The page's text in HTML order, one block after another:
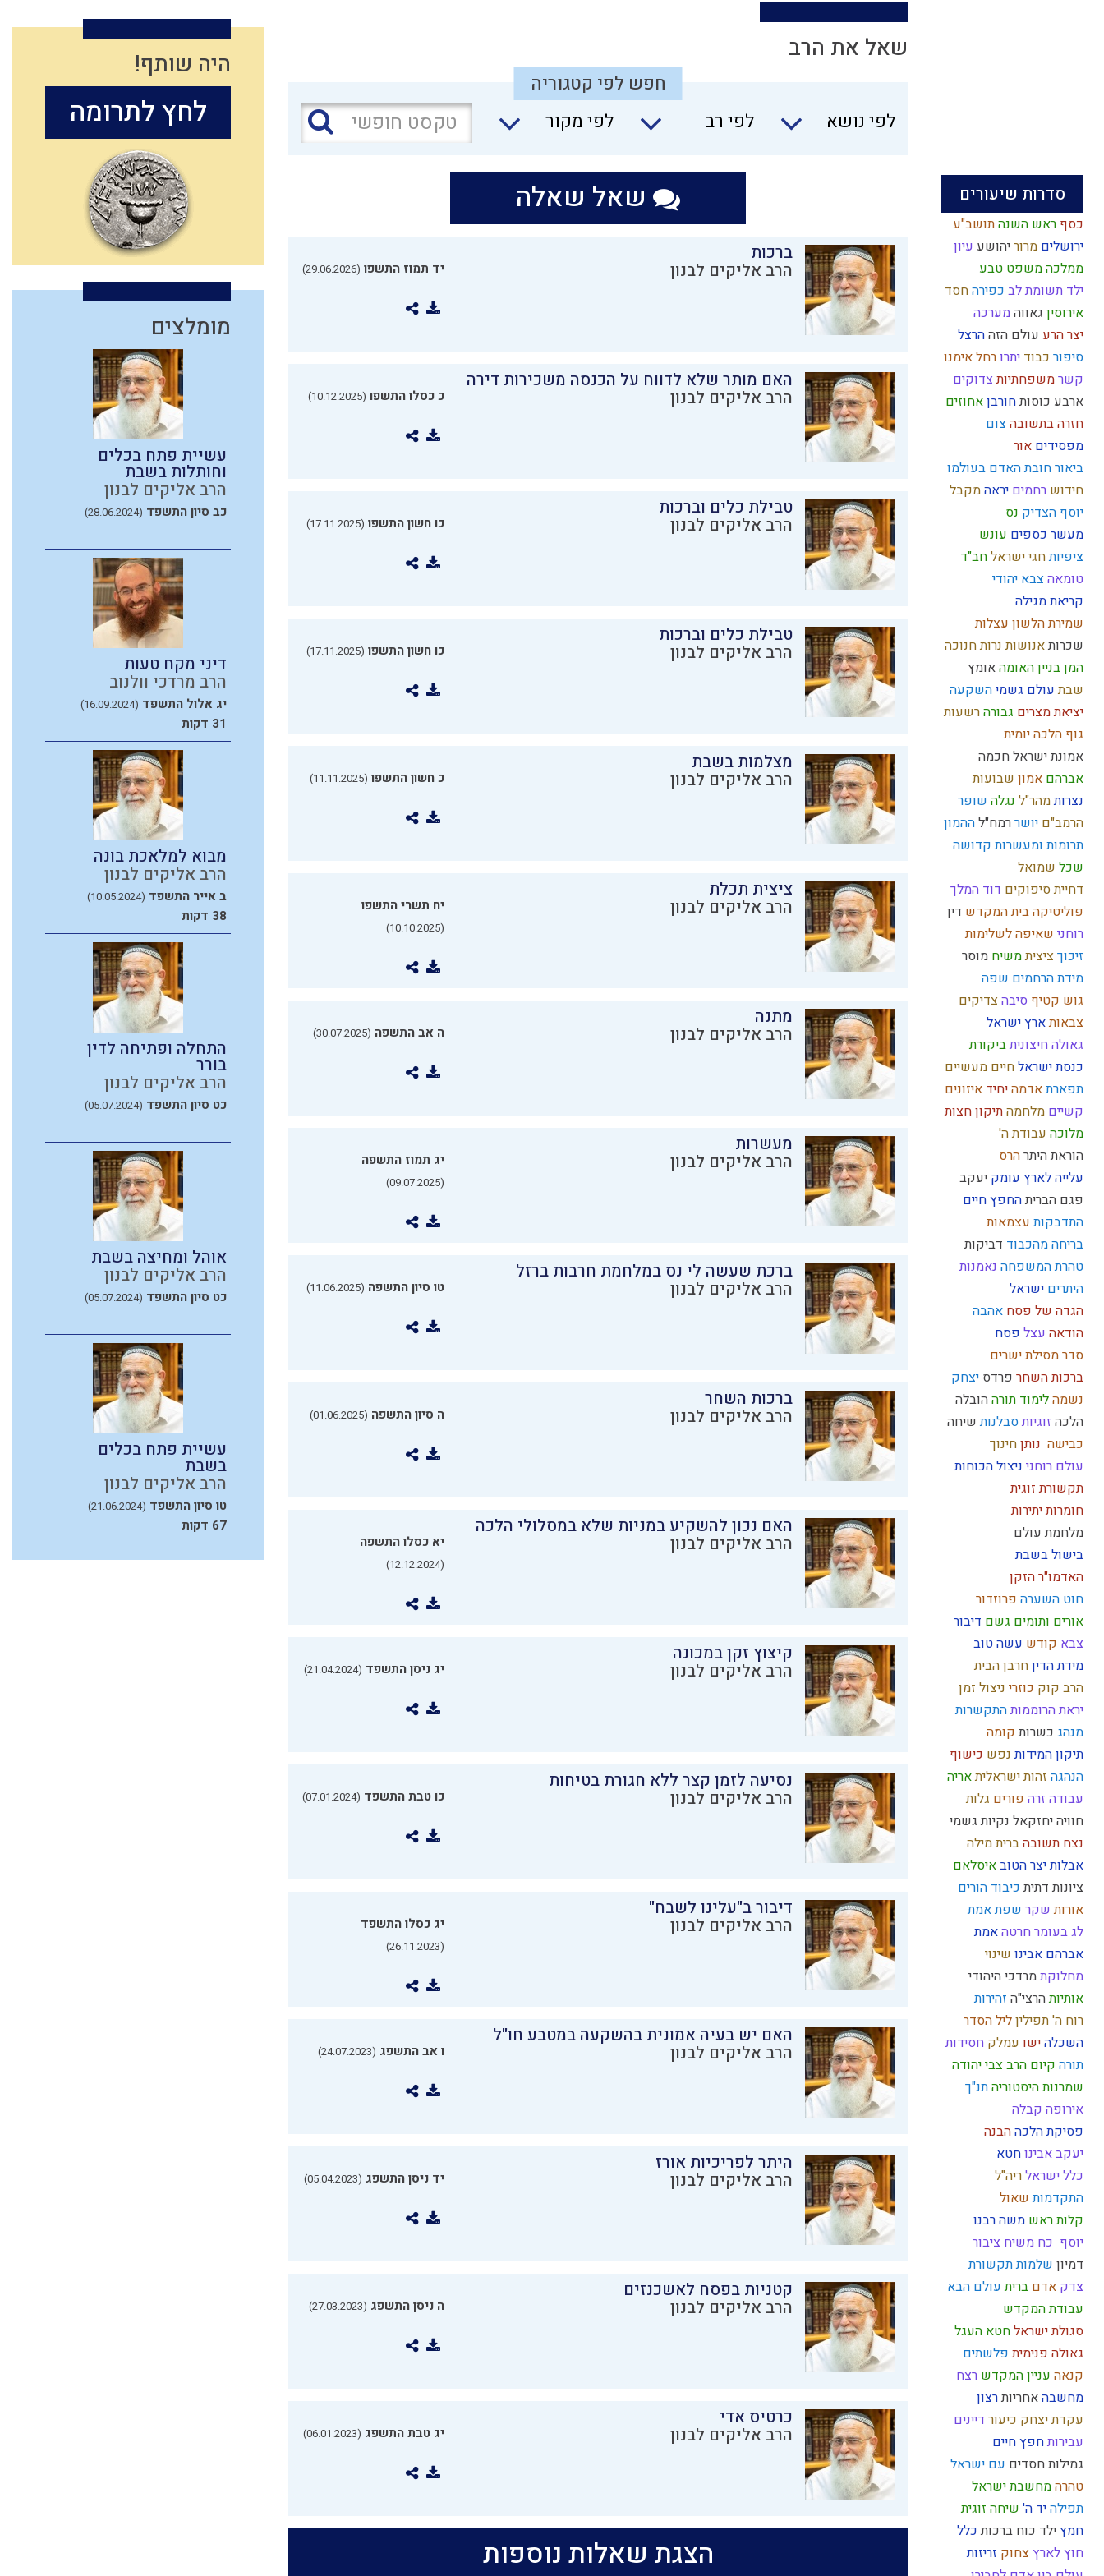
סדרות שיעורים
כסף ראש השנהתושב"ע
ירושלים מרוריהושע עיון
ממלכהמשפט טבע
ילד תשומת לב כפירהחסד
אירוסין גאווהמערכה
יצר הרע עולם הזההרצל
סיפור כבוד יתרורחל אימנו
קשרמשפחתיותצדוקים
ארבע כוסותחורבןאחוזים
חזרה בתשובהצום
מפסידים אור
ביאור חובת האדם בעולמו
חידוש רחמים יראהמקבל
יוסף הצדיק נס
מעשר כספים עונש
ציפיותחגי ישראלחב"ד
טומאהצבא יהודי
קריאת מגילה
שמירת הלשון עצלות
שכרותאנושותנרות חנוכה
המןבניין האומהאומץ
שבתעולם גשמיהשקעה
יציאת מצרים גבורהרשעות
גוף הלכה יומית
אמונת ישראלחכמה
אברהם אמון שבועות
נצרותמהר"ל נגלה שופר
הרמב"ם יושררמח"לההמון
תרומות ומעשרותקדושה
שכל שמואל
דחיית סיפוקים דוד המלך
פוליטיקהבית המקדש דין
רוחני שאיפה לשלימות
זיכוךציציתמשיח מוסר
מידת הרחמים שפה
גוש קטיף סיבהצדיקים
צבאותארץ ישראל
גאולה חיצוניתביקורת
כנסת ישראלחיים מעשיים
תפארתאדמהיחיד איזונים
קשיים מלחמהתיקון חצות
מלוכה עבודת ה'
הוראת היתרהרס
עלייה לארץ עומק יעקב
פגם הבריתהחפץ חיים
התדבקותעצמאות
בריחה מהכבוד דביקות
טהרת המשפחה נאמנות
היתרים ישראל
הגדה של פסח אהבה
הודאה עצל פסח
סדר מסילת ישרים
ברכות השחר פרדס יצחק
נשמהלימוד תורההובלה
הלכה זוגיותסבלנותשיחה
כבישה נותןחינוך
עולם רוחני ניצול הכוחות
תקשורת זוגית
חומרות יתירות
מלחמת עולם
בישול בשבת
האדמו"ר הזקן
חוט השערה פרוזדור
אורים ותומים גשם דיבור
צבא קודש עשה טוב
מידת הדיןחרבן הבית
הרב קוק כוזרי ניצול זמן
יראת הרוממותהתקשרות
מנהג כשרותקומה
תיקון המידותנפש כישוף
הנהגה זהות ישראליתאריה
עבודה זרה פורים גלות
חוויהיחזקאל נקיותגשמי
נצח תשובהברית מילה
אבלותיצר הטובאיסלאם
ציונות דתיתכיבוד הורים
אורות שקר שפת אמת
לג בעומר חרטהאמת
אברהם אבינו שינוי
מחלוקתמרדכי היהודי
אותיותהרצי"ה זהירות
רוח ה'תפיליןליל הסדר
השכלהישו עמלק חסידות
תורה קיום הרב צבי יהודה
שמרנותהיסטוריהתנ"ך
אירופה קבלה
פסיקת הלכההבנה
יעקב אבינוחטא
כלל ישראלריה"ל
התקדמותשאול
קלות ראש משה רבנו
יוסף כח משיח ציבור
דמיון שלמותתקשורת
צדק אדם בריתעולם הבא
עבודת המקדש
סגולת ישראלחטא העגל
גאולה פנימיתפלשתים
קנאה עניין המקדש רצח
מחשבהאחריותרצון
עקדת יצחק כיעור דיינים
עבירותחפץ חיים
גמילות חסדים עם ישראל
טהרהמחשבת ישראל
תפילהיד ה' שיחה זוגית
חמץילד כוח ברכותכלל
חוץ לארץצחוק זריזות
שאל את הרב
חפש לפי קטגוריה
לפי נושא
לפי רב לפי מקור
שאל שאלה
ברכות
הרב אליקים לבנון יד תמוז התשפו (29.06.2026)
האם מותר שלא לדווח על הכנסה משכירות דירה
הרב אליקים לבנון כ כסלו התשפו (10.12.2025)
טבילת כלים וברכות
הרב אליקים לבנון כו חשון התשפו (17.11.2025)
טבילת כלים וברכות
הרב אליקים לבנון כו חשון התשפו (17.11.2025)
מצלמות בשבת
הרב אליקים לבנון כ חשון התשפו (11.11.2025)
ציצית תכלת
הרב אליקים לבנון יח תשרי התשפו
(10.10.2025)
מתנה
הרב אליקים לבנון ה אב התשפה (30.07.2025)
מעשרות
הרב אליקים לבנון יג תמוז התשפה
(09.07.2025)
ברכת שעשה לי נס במלחמת חרבות ברזל
הרב אליקים לבנון טו סיון התשפה (11.06.2025)
ברכות השחר
הרב אליקים לבנון ה סיון התשפה (01.06.2025)
האם נכון להשקיע במניות שלא במסלולי הלכה
הרב אליקים לבנון יא כסלו התשפה
(12.12.2024)
קיצוץ זקן במכונה
הרב אליקים לבנון יג ניסן התשפד (21.04.2024)
נסיעה לזמן קצר ללא חגורת בטיחות
הרב אליקים לבנון כו טבת התשפד (07.01.2024)
דיבור ב"עלינו לשבח"
הרב אליקים לבנון יג כסלו התשפד
(26.11.2023)
האם יש בעיה אמונית בהשקעה במטבע חו"ל
הרב אליקים לבנון ו אב התשפג (24.07.2023)
היתר לפריכיות אורז
הרב אליקים לבנון יד ניסן התשפג (05.04.2023)
קטניות בפסח לאשכנזים
הרב אליקים לבנון ה ניסן התשפג (27.03.2023)
כרטיס אדי
הרב אליקים לבנון יג טבת התשפג (06.01.2023)
הצגת שאלות נוספות
היה שותף!
לחץ לתרומה
מומלצים
עשיית פתח בכלים
וחותלות בשבת
הרב אליקים לבנון
כב סיון התשפד (28.06.2024)
דיני מקח טעות
הרב מרדכי וולנוב
יג אלול התשפד (16.09.2024)
31 דקות
מבוא למלאכת בונה
הרב אליקים לבנון
ב אייר התשפד (10.05.2024)
38 דקות
התחלה ופתיחה לדין
בורר
הרב אליקים לבנון
כט סיון התשפד (05.07.2024)
אוהל ומחיצה בשבת
הרב אליקים לבנון
כט סיון התשפד (05.07.2024)
עשיית פתח בכלים
בשבת
הרב אליקים לבנון
טו סיון התשפד (21.06.2024)
67 דקות